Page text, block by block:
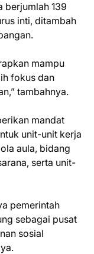
berjumlah 139
inti, ditambah
mampu
fokus dan
tambahnya.
mandat
unit-unit kerja
aula, bidang
serta unit-
pemerintah
sebagai pusat
sosial